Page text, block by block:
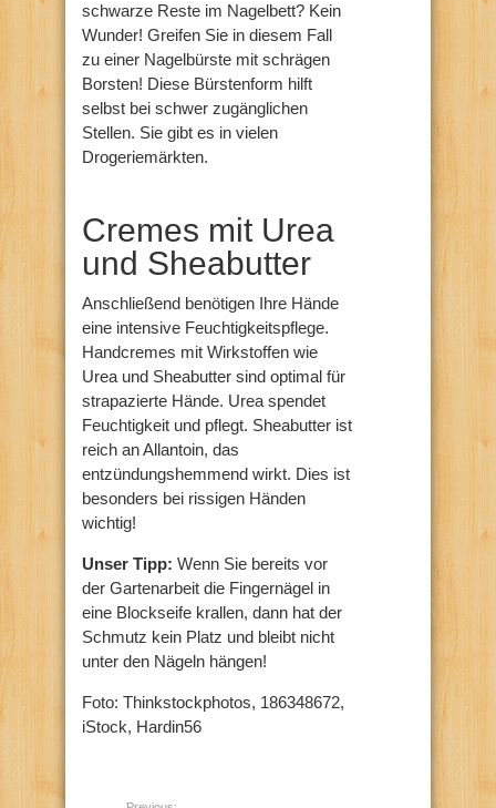
schwarze Reste im Nagelbett? Kein
Wunder! Greifen Sie in diesem Fall
zu einer Nagelbürste mit schrägen
Borsten! Diese Bürstenform hilft
selbst bei schwer zugänglichen
Stellen. Sie gibt es in vielen
Drogeriemärkten.
Cremes mit Urea
und Sheabutter
Anschließend benötigen Ihre Hände
eine intensive Feuchtigkeitspflege.
Handcremes mit Wirkstoffen wie
Urea und Sheabutter sind optimal für
strapazierte Hände. Urea spendet
Feuchtigkeit und pflegt. Sheabutter ist
reich an Allantoin, das
entzündungshemmend wirkt. Dies ist
besonders bei rissigen Händen
wichtig!
Unser Tipp: Wenn Sie bereits vor
der Gartenarbeit die Fingernägel in
eine Blockseife krallen, dann hat der
Schmutz kein Platz und bleibt nicht
unter den Nägeln hängen!
Foto: Thinkstockphotos, 186348672,
iStock, Hardin56